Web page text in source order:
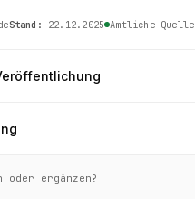
Stand: 22.12.2025 Amtliche Quelle
ergänzen?